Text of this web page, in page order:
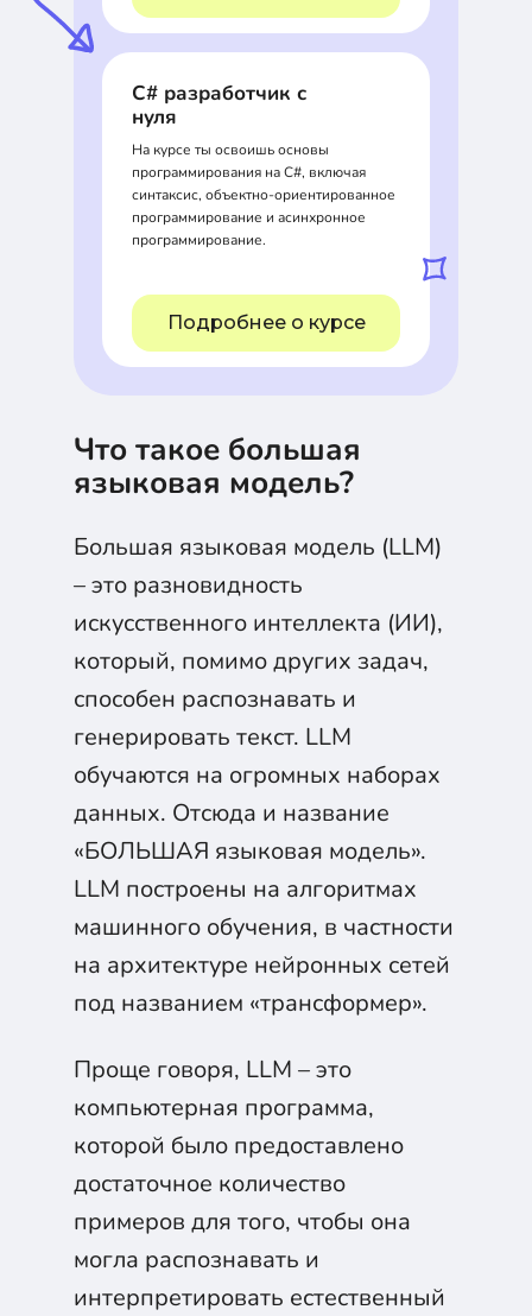
C# разработчик с
нуля
На курсе ты освоишь основы
программирования на C#, включая
синтаксис, объектно-ориентированное
программирование и асинхронное
программирование.
Подробнее о курсе
Что такое большая
языковая модель?
Большая языковая модель (LLM)
– это разновидность
искусственного интеллекта (ИИ),
который, помимо других задач,
способен распознавать и
генерировать текст. LLM
обучаются на огромных наборах
данных. Отсюда и название
«БОЛЬШАЯ языковая модель».
LLM построены на алгоритмах
машинного обучения, в частности
на архитектуре нейронных сетей
под названием «трансформер».
Проще говоря, LLM – это
компьютерная программа,
которой было предоставлено
достаточное количество
примеров для того, чтобы она
могла распознавать и
интерпретировать естественный